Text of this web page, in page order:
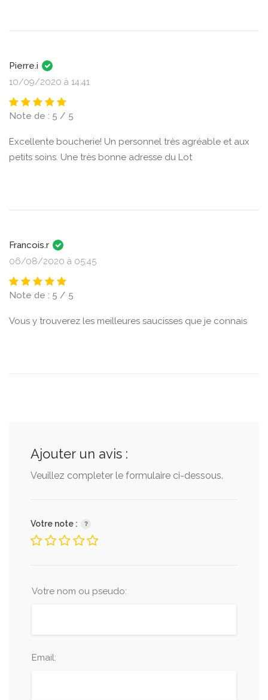
Pierre.i
10/09/2020 à 14:41
Note de : 5 / 5
Excellente boucherie! Un personnel très agréable et aux
petits soins. Une très bonne adresse du Lot
Francois.r
06/08/2020 à 05:45
Note de : 5 / 5
Vous y trouverez les meilleures saucisses que je connais
Ajouter un avis :
Veuillez completer le formulaire ci-dessous.
Votre note :
Votre nom ou pseudo:
Email: